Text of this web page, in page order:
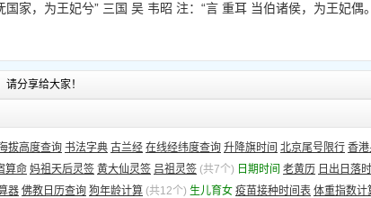
国家，为王妃兮” 三国 吴 韦昭 注：“言 重耳 当伯诸侯，为王妃偶
请分享给大家！
拔高度查询 书法字典 古兰经 在线经纬度查询 升降旗时间 北京尾号限行 香
算命 妈祖天后灵签 黄大仙灵签 吕祖灵签 (共7个) 日期时间 老黄历 日出日落
器 佛教日历查询 狗年龄计算 (共12个) 生儿育女 疫苗接种时间表 体重指数计